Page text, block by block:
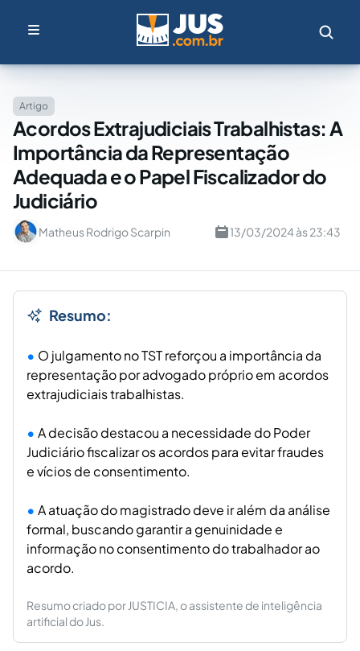
Artigo
Acordos Extrajudiciais Trabalhistas: A
Importância da Representação
Adequada e o Papel Fiscalizador do
Judiciário
Matheus Rodrigo Scarpin 13/03/2024 às 23:43
Resumo:
O julgamento no TST reforçou a importância da
representação por advogado próprio em acordos
extrajudiciais trabalhistas.
A decisão destacou a necessidade do Poder
Judiciário fiscalizar os acordos para evitar fraudes
e vícios de consentimento.
A atuação do magistrado deve ir além da análise
formal, buscando garantir a genuinidade e
informação no consentimento do trabalhador ao
acordo.
Resumo criado por JUSTICIA, o assistente de inteligência
artificial do Jus.